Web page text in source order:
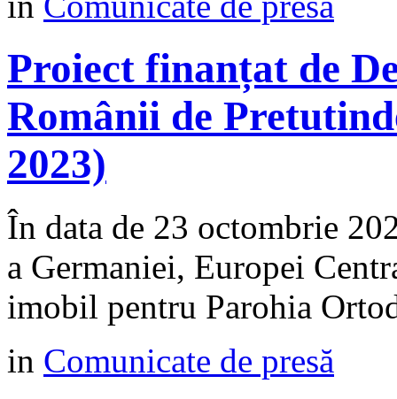
Proiect finanțat de
Românii de
2023)
În data de 23 octombrie
a Germaniei, Europei
imobil pentru Parohia
in Comunicate de presă